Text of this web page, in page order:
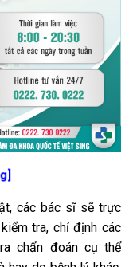
các bác sĩ sẽ trực
tra, chỉ định các
chẩn đoán cụ thể